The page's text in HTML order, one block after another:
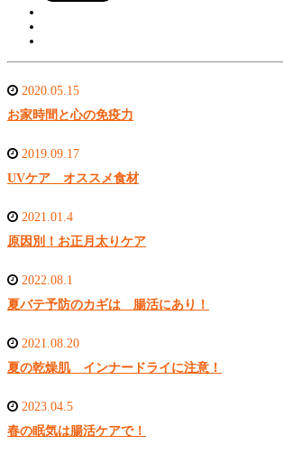
2020.05.15
お家時間と心の免疫力
2019.09.17
UVケア オススメ食材
2021.01.4
原因別！お正月太りケア
2022.08.1
夏バテ予防のカギは 腸活にあり！
2021.08.20
夏の乾燥肌 インナードライに注意！
2023.04.5
春の眠気は腸活ケアで！